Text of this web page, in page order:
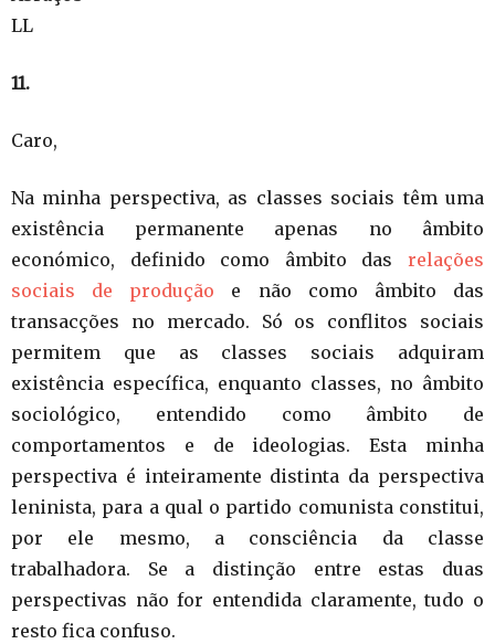
LL
11.
Caro,
Na minha perspectiva, as classes sociais têm uma
existência permanente apenas no âmbito
económico, definido como âmbito das relações
sociais de produção e não como âmbito das
transacções no mercado. Só os conflitos sociais
permitem que as classes sociais adquiram
existência específica, enquanto classes, no âmbito
sociológico, entendido como âmbito de
comportamentos e de ideologias. Esta minha
perspectiva é inteiramente distinta da perspectiva
leninista, para a qual o partido comunista constitui,
por ele mesmo, a consciência da classe
trabalhadora. Se a distinção entre estas duas
perspectivas não for entendida claramente, tudo o
resto fica confuso.